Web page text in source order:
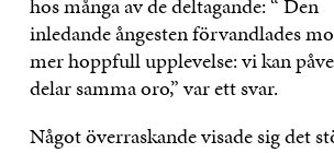
inledande ångesten förvandlades
mer hoppfull upplevelse: vi kan
delar samma oro,” var ett svar.
Något överraskande visade sig det